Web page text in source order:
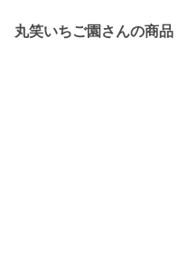
丸笑いちご園さんの商品